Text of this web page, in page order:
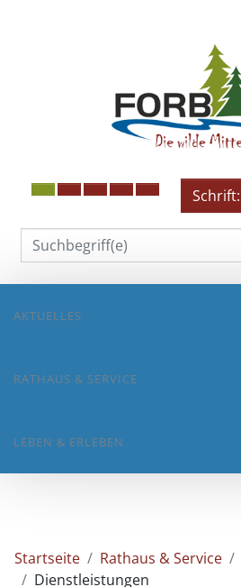
Schrift:
AKTUELLES
RATHAUS & SERVICE
LEBEN & ERLEBEN
Startseite Rathaus & Service
Dienstleistungen